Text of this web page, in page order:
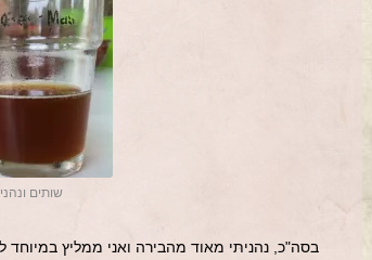
שותים
בסה"כ, נהניתי מאוד מהבירה ואני ממליץ